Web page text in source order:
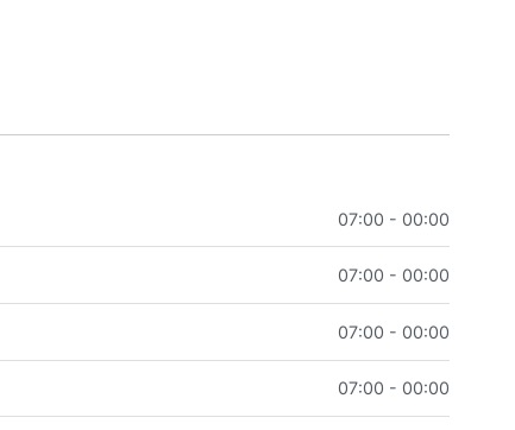
07:00 - 00:00
07:00 - 00:00
07:00 - 00:00
07:00 - 00:00